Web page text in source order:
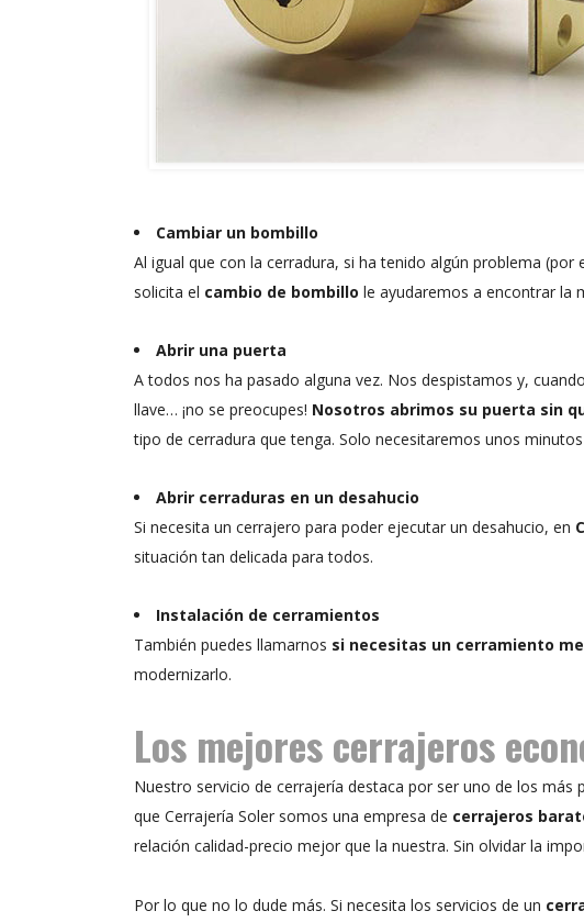
Cambiar un bombillo
Al igual que con la cerradura, si ha tenido algún problema
solicita el cambio de bombillo le ayudaremos a encontrar la
Abrir una puerta
A todos nos ha pasado alguna vez. Nos despistamos y,
llave… ¡no se preocupes! Nosotros abrimos su puerta sin
tipo de cerradura que tenga. Solo necesitaremos unos
Abrir cerraduras en un desahucio
Si necesita un cerrajero para poder ejecutar un desahucio, en
situación tan delicada para todos.
Instalación de cerramientos
También puedes llamarnos si necesitas un cerramiento
modernizarlo.
Los mejores cerrajeros
Nuestro servicio de cerrajería destaca por ser uno de los
que Cerrajería Soler somos una empresa de cerrajeros
relación calidad-precio mejor que la nuestra. Sin olvidar la
Por lo que no lo dude más. Si necesita los servicios de un